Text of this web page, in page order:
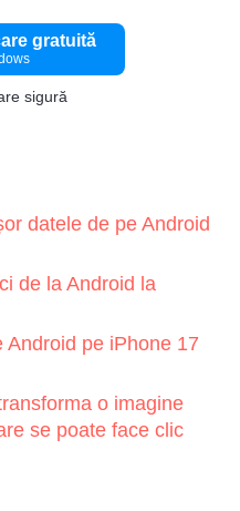
gratuită
sigură
datele de pe Android
de la Android la
Android pe iPhone 17
o imagine
se poate face clic